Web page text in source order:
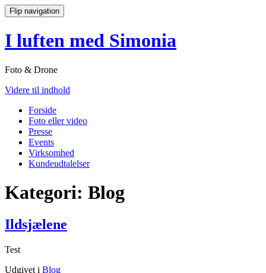
Flip navigation
I luften med Simonia
Foto & Drone
Videre til indhold
Forside
Foto eller video
Presse
Events
Virksomhed
Kundeudtalelser
Kategori: Blog
Ildsjælene
Test
Udgivet i Blog